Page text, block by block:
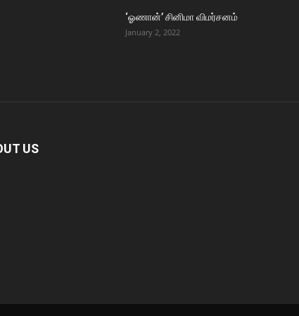
‘ஓணான்’ சினிமா விமர்சனம்
January 2, 2022
US